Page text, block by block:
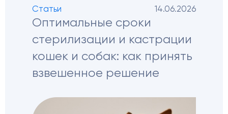
Статьи 14.06.2026
Оптимальные сроки
стерилизации и кастрации
кошек и собак: как принять
взвешенное решение